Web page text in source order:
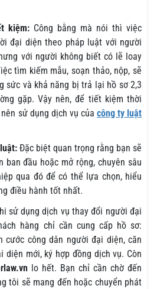
kiệm: Công bằng mà nói thì việc
đại diện theo pháp luật với người
với người không biết có lẽ loay
tìm kiếm mẫu, soạn thảo, nộp, sẽ
sức và khả năng bị trả lại hồ sơ 2,3
gặp. Vậy nên, để tiết kiệm thời
sử dụng dịch vụ của công ty luật
Đặc biệt quan trọng rằng bạn sẽ
ban đầu hoặc mở rộng, chuyên sâu
qua đó để có thể lựa chọn, hiểu
điều hành tốt nhất.
sử dụng dịch vụ thay đổi người đại
hàng chỉ cần cung cấp hồ sơ:
cước công dân người đại diện, căn
diện mới, ký hợp đồng dịch vụ. Còn
lo hết. Bạn chỉ cần chờ đến
tôi sẽ mang đến hoặc chuyển phát